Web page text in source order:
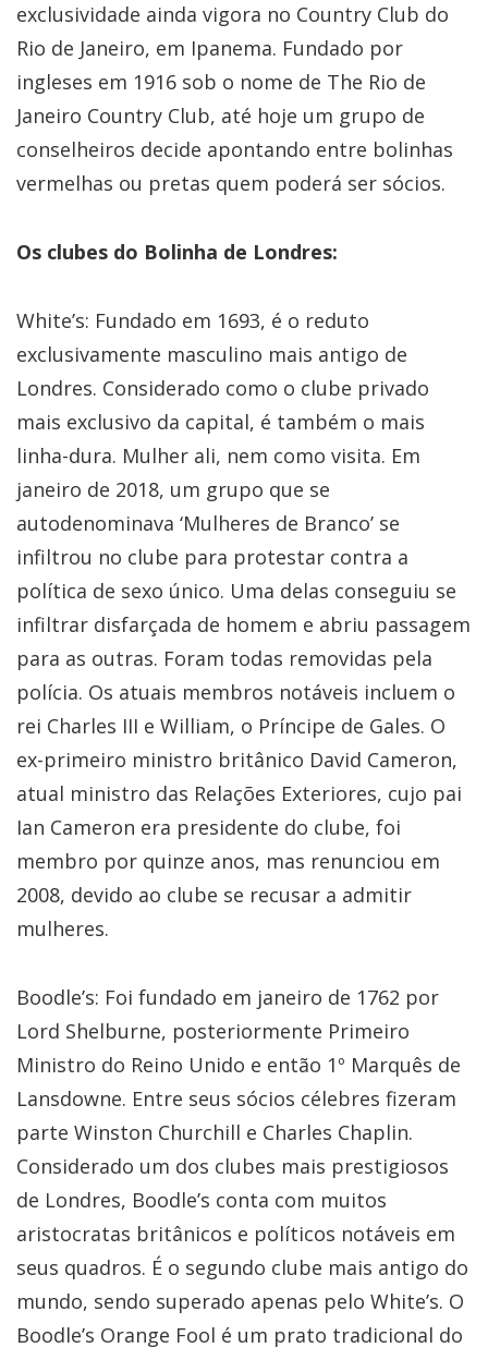
exclusividade ainda vigora no Country Club do
Rio de Janeiro, em Ipanema. Fundado por
ingleses em 1916 sob o nome de The Rio de
Janeiro Country Club, até hoje um grupo de
conselheiros decide apontando entre bolinhas
vermelhas ou pretas quem poderá ser sócios.
Os clubes do Bolinha de Londres:
White’s: Fundado em 1693, é o reduto
exclusivamente masculino mais antigo de
Londres. Considerado como o clube privado
mais exclusivo da capital, é também o mais
linha-dura. Mulher ali, nem como visita. Em
janeiro de 2018, um grupo que se
autodenominava ‘Mulheres de Branco’ se
infiltrou no clube para protestar contra a
política de sexo único. Uma delas conseguiu se
infiltrar disfarçada de homem e abriu passagem
para as outras. Foram todas removidas pela
polícia. Os atuais membros notáveis incluem o
rei Charles III e William, o Príncipe de Gales. O
ex-primeiro ministro britânico David Cameron,
atual ministro das Relações Exteriores, cujo pai
Ian Cameron era presidente do clube, foi
membro por quinze anos, mas renunciou em
2008, devido ao clube se recusar a admitir
mulheres.
Boodle’s: Foi fundado em janeiro de 1762 por
Lord Shelburne, posteriormente Primeiro
Ministro do Reino Unido e então 1º Marquês de
Lansdowne. Entre seus sócios célebres fizeram
parte Winston Churchill e Charles Chaplin.
Considerado um dos clubes mais prestigiosos
de Londres, Boodle’s conta com muitos
aristocratas britânicos e políticos notáveis em
seus quadros. É o segundo clube mais antigo do
mundo, sendo superado apenas pelo White’s. O
Boodle’s Orange Fool é um prato tradicional do